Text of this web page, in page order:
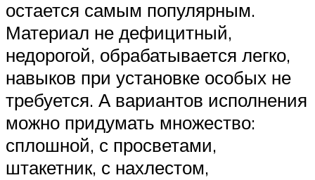
остается самым популярным.
Материал не дефицитный,
недорогой, обрабатывается легко,
навыков при установке особых не
требуется. А вариантов исполнения
можно придумать множество:
сплошной, с просветами,
штакетник, с нахлестом,